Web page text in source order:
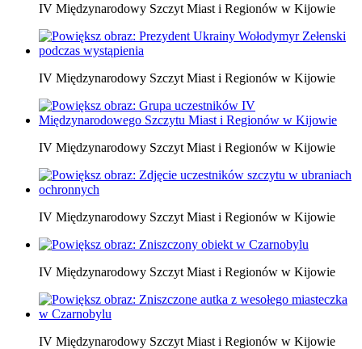
IV Międzynarodowy Szczyt Miast i Regionów w Kijowie
IV Międzynarodowy Szczyt Miast i Regionów w Kijowie
IV Międzynarodowy Szczyt Miast i Regionów w Kijowie
IV Międzynarodowy Szczyt Miast i Regionów w Kijowie
IV Międzynarodowy Szczyt Miast i Regionów w Kijowie
IV Międzynarodowy Szczyt Miast i Regionów w Kijowie